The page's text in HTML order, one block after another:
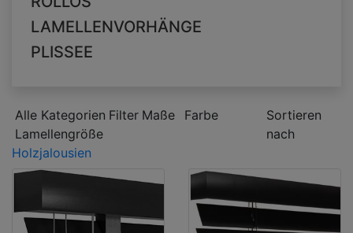
LAMELLENVORHÄNGE
PLISSEE
Alle Kategorien Filter Maße
Farbe
Lamellengröße
Sortieren
nach
Holzjalousien